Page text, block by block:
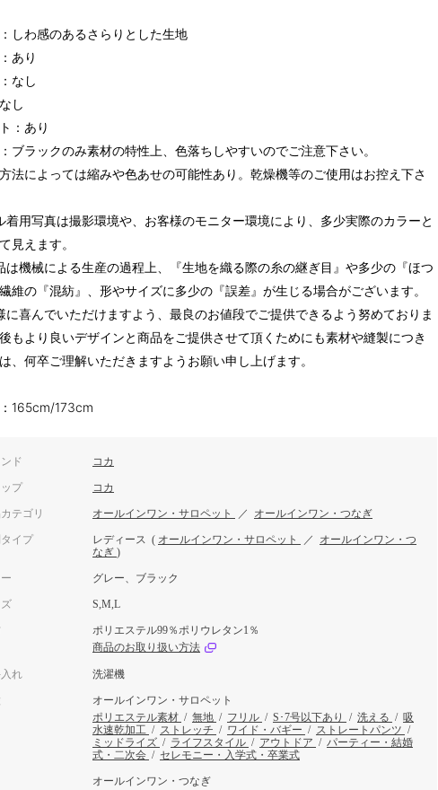
しわ感のあるさらりとした生地
あり
なし
し
：あり
ブラックのみ素材の特性上、色落ちしやすいのでご注意下さい。
法によっては縮みや色あせの可能性あり。乾燥機等のご使用はお控え下さ
着用写真は撮影環境や、お客様のモニター環境により、多少実際のカラーと
見えます。
は機械による生産の過程上、『生地を織る際の糸の継ぎ目』や多少の『ほつ
維の『混紡』、形やサイズに多少の『誤差』が生じる場合がございます。
に喜んでいただけますよう、最良のお値段でご提供できるよう努めておりま
もより良いデザインと商品をご提供させて頂くためにも素材や縫製につき
、何卒ご理解いただきますようお願い申し上げます。
165cm/173cm
ド コカ
プ コカ
テゴリ オールインワン・サロペット ／ オールインワン・つなぎ
イプ レディース ( オールインワン・サロペット ／ オールインワン・つ
なぎ )
グレー、ブラック
S,M,L
ポリエステル99％ポリウレタン1％
商品のお取り扱い方法
れ 洗濯機
オールインワン・サロペット
ポリエステル素材 / 無地 / フリル / S･7号以下あり / 洗える / 吸
水速乾加工 / ストレッチ / ワイド・バギー / ストレートパンツ /
ミッドライズ / ライフスタイル / アウトドア / パーティー・結婚
式・二次会 / セレモニー・入学式・卒業式
オールインワン・つなぎ